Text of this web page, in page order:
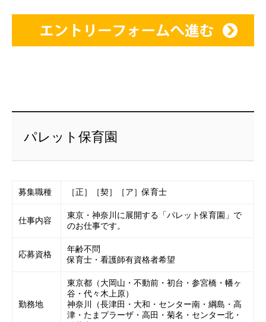
パレット保育園
募集職種 ［正］［契］［ア］保育士
仕事内容
東京・神奈川に展開する「パレット保育園」で
のお仕事です。
応募資格
年齢不問
保育士・看護師有資格者希望
勤務地
東京都（大岡山・不動前・初台・参宮橋・幡ヶ
谷・代々木上原）
神奈川（長津田・大和・センター南・綱島・高
津・たまプラーザ・高田・菊名・センター北・